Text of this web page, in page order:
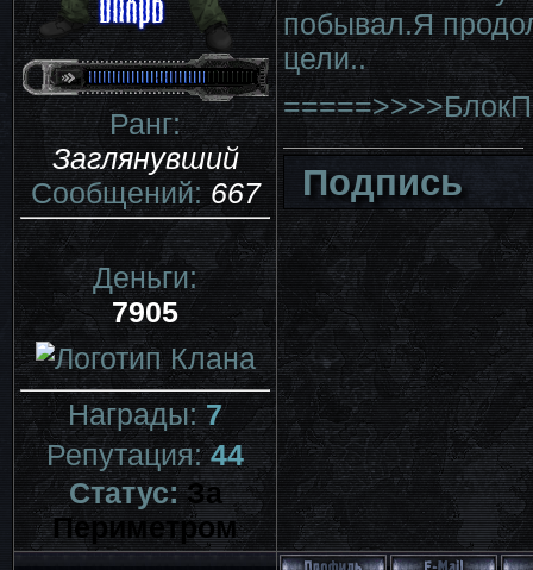
Ранг:
Заглянувший
Сообщений:667
Деньги:
7905
Награды:7
Репутация:44
Статус:За
Периметром
побывал.Я
цели..
Подпись